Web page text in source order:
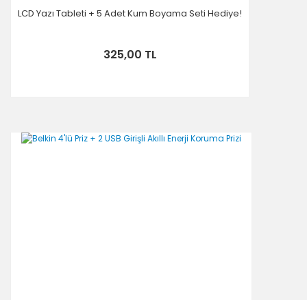
LCD Yazı Tableti + 5 Adet Kum Boyama Seti Hediye!
325,00 TL